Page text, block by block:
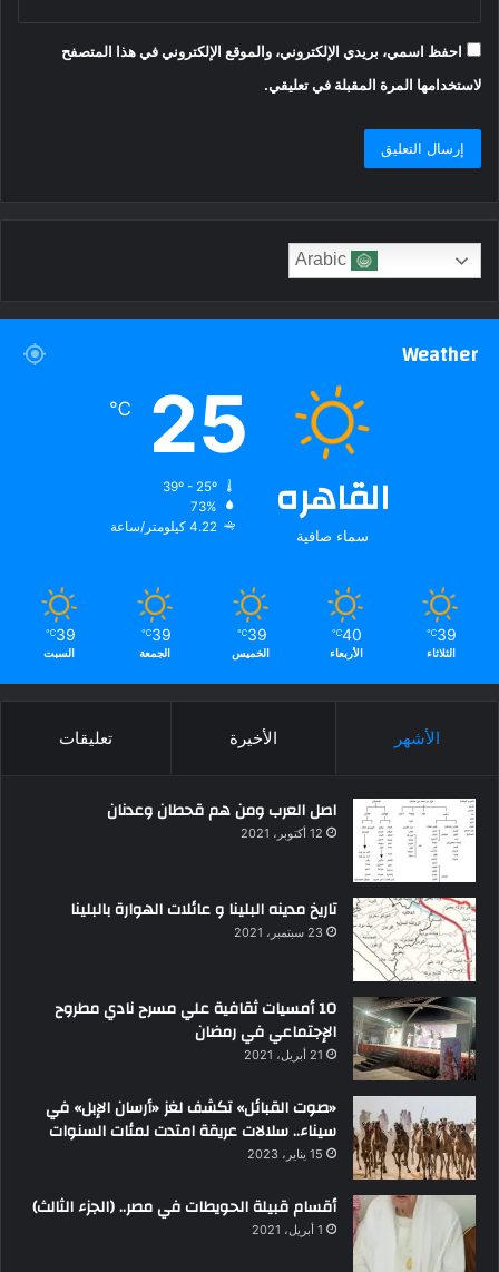
احفظ اسمي، بريدي الإلكتروني، والموقع الإلكتروني في هذا المتصفح
لاستخدامها المرة المقبلة في تعليقي.
Weather
القاهره
سماء صافية
25
℃
73%
4.22 كيلومتر/ساعة
39
℃
الثلاثاء
40
℃
الأربعاء
39
℃
الخميس
39
℃
الجمعة
39
℃
السبت
الأشهر الأخيرة تعليقات
اصل العرب ومن هم قحطان وعدنان
12 أكتوبر، 2021
تاريخ مدينه البلينا و عائلات الهوارة بالبلينا
23 سبتمبر، 2021
10 أمسيات ثقافية علي مسرح نادي مطروح
الإجتماعي في رمضان
21 أبريل، 2021
«صوت القبائل» تكشف لغز «أرسان الإبل» في
سيناء.. سلالات عريقة امتدت لمئات السنوات
15 يناير، 2023
أقسام قبيلة الحويطات في مصر.. (الجزء الثالث)
1 أبريل، 2021